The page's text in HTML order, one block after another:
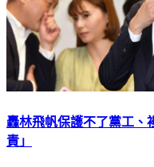
轟林飛帆保護不了黨工
責」